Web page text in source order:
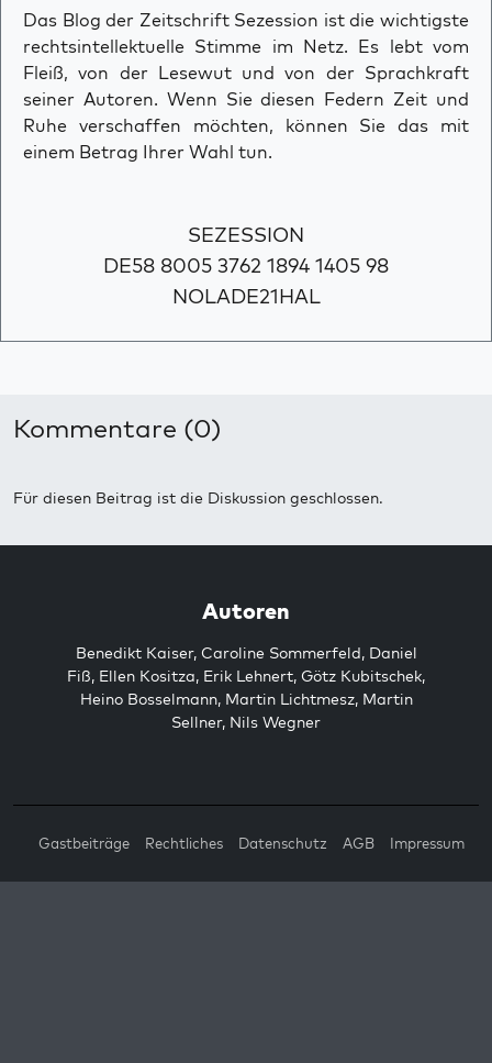
Das Blog der Zeitschrift Sezession ist die wichtigste
rechtsintellektuelle Stimme im Netz. Es lebt vom
Fleiß, von der Lesewut und von der Sprachkraft
seiner Autoren. Wenn Sie diesen Federn Zeit und
Ruhe verschaffen möchten, können Sie das mit
einem Betrag Ihrer Wahl tun.
SEZESSION
DE58 8005 3762 1894 1405 98
NOLADE21HAL
Kommentare (0)
Für diesen Beitrag ist die Diskussion geschlossen.
Autoren
Benedikt Kaiser, Caroline Sommerfeld, Daniel
Fiß, Ellen Kositza, Erik Lehnert, Götz Kubitschek,
Heino Bosselmann, Martin Lichtmesz, Martin
Sellner, Nils Wegner
Gastbeiträge Rechtliches Datenschutz AGB Impressum